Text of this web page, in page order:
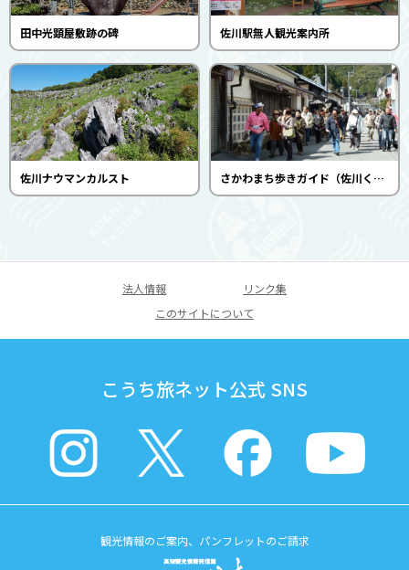
田中光顕屋敷跡の碑 佐川駅無人観光案内所
佐川ナウマンカルスト さかわまち歩きガイド（佐川くろがねの会）
法人情報
リンク集
このサイトについて
こうち旅ネット公式 SNS
観光情報のご案内、パンフレットのご請求